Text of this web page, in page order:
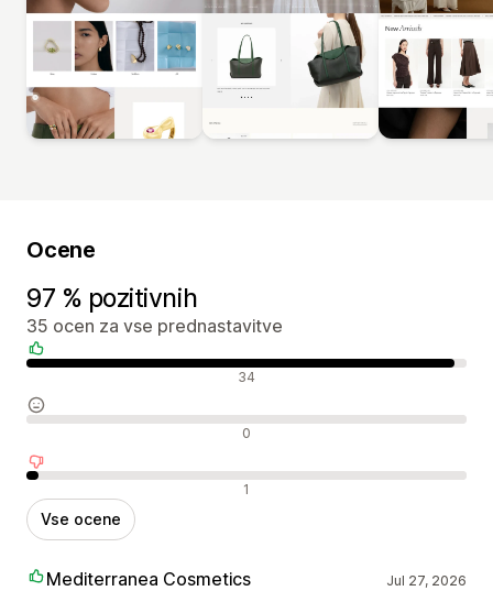
Ocene
97 % pozitivnih
35 ocen za vse prednastavitve
Pozitivne ocene 34
Nevtralne ocene 0
Negativne ocene 1
Vse ocene
Mediterranea Cosmetics Jul 27, 2026